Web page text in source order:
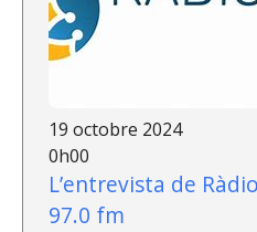
19 octobre 2024
0h00
L’entrevista de
97.0 fm